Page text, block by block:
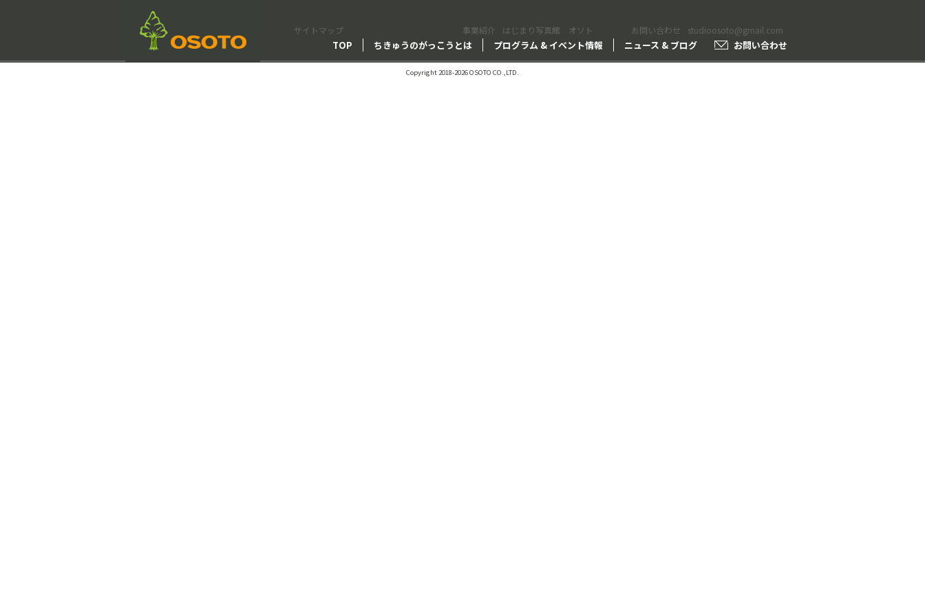
TOP ちきゅうのがっこうとは プログラム & イベント情報 ニュース & ブログ お問い合わせ
会社情報 サイトマップ 事業紹介 はじまり写真館 オソト お問い合わせ studioosoto@gmail.com
Copyright 2018-2026 OSOTO CO.,LTD.